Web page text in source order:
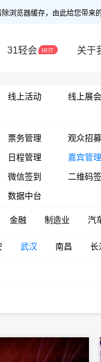
览器缓存，由此给您带来
31轻会 关于
线上活动 线上展会
票务管理 观众招募
日程管理 嘉宾管理
微信签到 二维码
数据中台
金融 制造业 汽
武汉 南昌 长